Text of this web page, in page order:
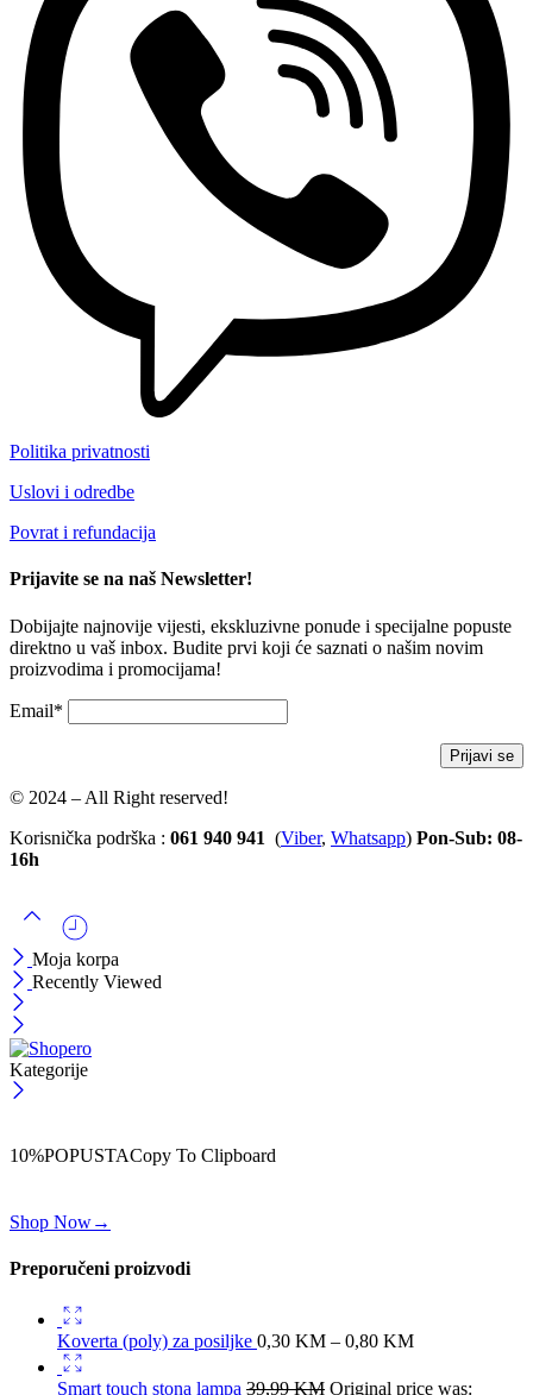
Politika privatnosti
Uslovi i odredbe
Povrat i refundacija
Prijavite se na naš Newsletter!
Dobijajte najnovije vijesti, ekskluzivne ponude i specijalne popuste
direktno u vaš inbox. Budite prvi koji će saznati o našim novim
proizvodima i promocijama!
Email*
© 2024 – All Right reserved!
Korisnička podrška : 061 940 941 (Viber, Whatsapp) Pon-Sub: 08-
16h
Moja korpa
Recently Viewed
Kategorije
10%POPUSTACopy To Clipboard
Shop Now→
Preporučeni proizvodi
Koverta (poly) za posiljke 0,30 KM – 0,80 KM
Smart touch stona lampa 39,99KM Original price was: